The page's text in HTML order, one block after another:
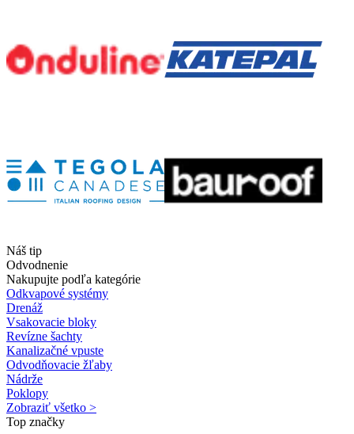
Náš tip
Odvodnenie
Nakupujte podľa kategórie
Odkvapové systémy
Drenáž
Vsakovacie bloky
Revízne šachty
Kanalizačné vpuste
Odvodňovacie žľaby
Nádrže
Poklopy
Zobraziť všetko >
Top značky